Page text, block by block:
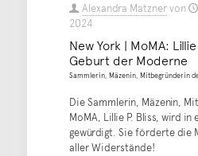
Alexandra Matznervon
2024
New York | MoMA:
Geburt der Moderne
Sammlerin, Mäzenin, Mitbegründerin
Die Sammlerin, Mäzenin,
MoMA, Lillie P. Bliss, wird in
gewürdigt. Sie förderte die
aller Widerstände!